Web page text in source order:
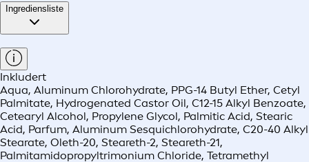
Ingrediensliste
Inkludert
Aqua, Aluminum Chlorohydrate, PPG-14 Butyl Ether, Cetyl
Palmitate, Hydrogenated Castor Oil, C12-15 Alkyl Benzoate,
Cetearyl Alcohol, Propylene Glycol, Palmitic Acid, Stearic
Acid, Parfum, Aluminum Sesquichlorohydrate, C20-40 Alkyl
Stearate, Oleth-20, Steareth-2, Steareth-21,
Palmitamidopropyltrimonium Chloride, Tetramethyl